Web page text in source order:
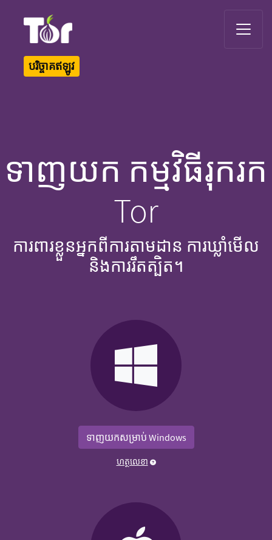
បរិច្ចាគឥឡូវ
ទាញយក កម្មវិធីរុករក
Tor
ការពារខ្លួនអ្នកពីការតាមដាន ការឃ្លាំមើល
និងការរឹតត្បិត។
ទាញយកសម្រាប់ Windows
ហត្ថលេខា